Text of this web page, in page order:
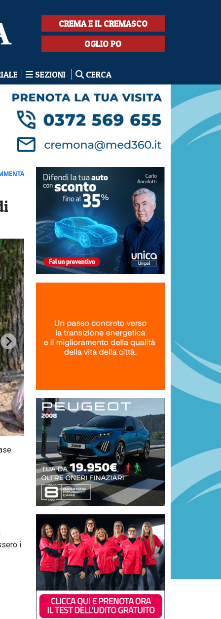
CREMA E IL CREMASCO
OGLIO PO
SEZIONI CERCA
i